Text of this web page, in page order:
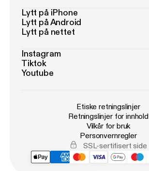
Lytt på iPhone
Lytt på Android
Lytt på nettet
Instagram
Tiktok
Youtube
Etiske retningslinjer
Retningslinjer for innhold
Vilkår for bruk
Personvernregler
SSL-sertifisert side